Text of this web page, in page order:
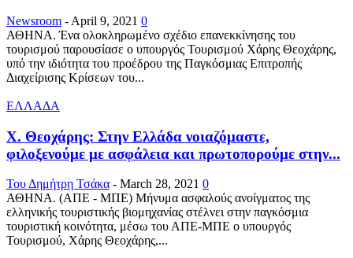
Newsroom - April 9, 2021 0
ΑΘΗΝΑ. Ένα ολοκληρωμένο σχέδιο επανεκκίνησης του
τουρισμού παρουσίασε ο υπουργός Τουρισμού Χάρης Θεοχάρης,
υπό την ιδιότητα του προέδρου της Παγκόσμιας Επιτροπής
Διαχείρισης Κρίσεων του...
ΕΛΛΑΔΑ
Χ. Θεοχάρης: Στην Ελλάδα νοιαζόμαστε,
φιλοξενούμε με ασφάλεια και πρωτοπορούμε στην...
Του Δημήτρη Τσάκα - March 28, 2021 0
ΑΘΗΝΑ. (ΑΠΕ - ΜΠΕ) Μήνυμα ασφαλούς ανοίγματος της
ελληνικής τουριστικής βιομηχανίας στέλνει στην παγκόσμια
τουριστική κοινότητα, μέσω του ΑΠΕ-ΜΠΕ ο υπουργός
Τουρισμού, Χάρης Θεοχάρης,...